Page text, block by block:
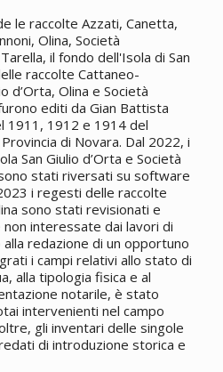
le raccolte Azzati, Canetta,
Olina, Società
il fondo dell'Isola di San
raccolte Cattaneo-
d’Orta, Olina e Società
editi da Gian Battista
1911, 1912 e 1914 del
di Novara. Dal 2022, i
San Giulio d’Orta e Società
stati riversati su software
i regesti delle raccolte
sono stati revisionati e
interessate dai lavori di
redazione di un opportuno
i campi relativi allo stato di
alla tipologia fisica e al
notarile, è stato
intervenienti nel campo
gli inventari delle singole
di introduzione storica e